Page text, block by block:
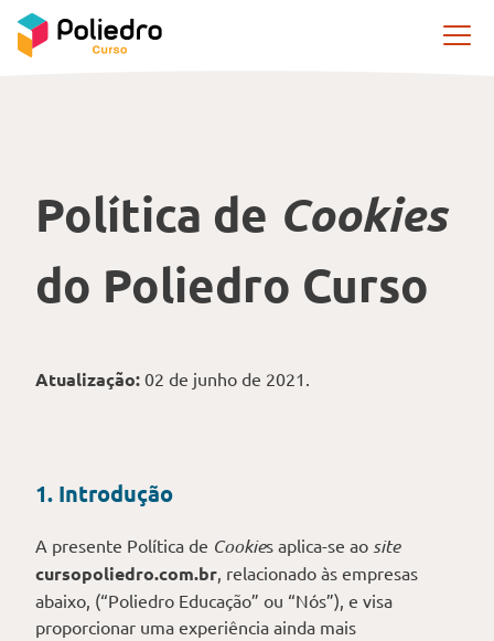
Política de Cookies
do Poliedro Curso
Atualização: 02 de junho de 2021.
1. Introdução
A presente Política de Cookies aplica-se ao site
cursopoliedro.com.br, relacionado às empresas
abaixo, (“Poliedro Educação” ou “Nós”), e visa
proporcionar uma experiência ainda mais